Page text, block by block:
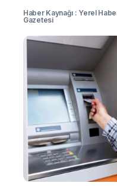
Haber Kaynağı : Yerel
Gazetesi